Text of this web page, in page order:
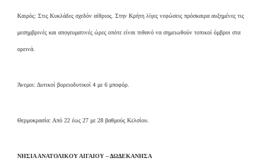
Καιρός: Στις Κυκλάδες σχεδόν αίθριος. Στην Κρήτη λίγες νεφώσεις πρόσκαιρα αυξημένες τις
μεσημβρινές και απογευματινές ώρες οπότε είναι πιθανό να σημειωθούν τοπικοί όμβροι στα
ορεινά.
Άνεμοι: Δυτικοί βορειοδυτικοί 4 με 6 μποφόρ.
Θερμοκρασία: Από 22 έως 27 με 28 βαθμούς Κελσίου.
ΝΗΣΙΑ ΑΝΑΤΟΛΙΚΟΥ ΑΙΓΑΙΟΥ – ΔΩΔΕΚΑΝΗΣΑ